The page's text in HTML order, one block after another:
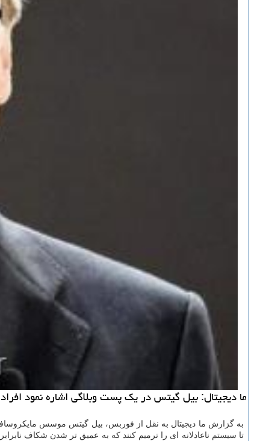
ما دیجیتال: بیل گیتس در یك پست وبلاگی اشاره نمود
به گزارش ما دیجیتال به نقل از فوربس، بیل گیتس موسس مایكروسافت و
تا سیستم ناعادلانه ای را ترمیم كنند كه به عمیق تر شدن شكاف